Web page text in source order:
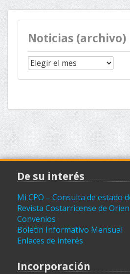
Noticias (archivo)
Noticias
(archivo)
De su interés
Mi CPO – Consulta de estado
Revista Costarricense de
Convenios
Boletín Informativo Mensual
Enlaces de interés
Incorporación